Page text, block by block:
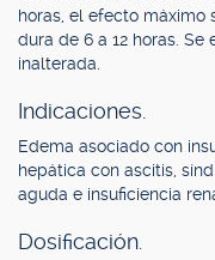
horas, el efecto máximo
dura de 6 a 12 horas.
inalterada.
Indicaciones.
Edema asociado con
hepática con ascitis,
aguda e insuficiencia
Dosificación.